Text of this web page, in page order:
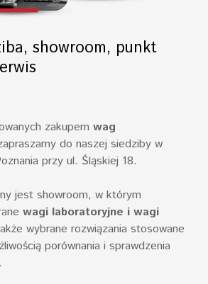
showroom, punkt
zakupem wag
do naszej siedziby w
przy ul. Śląskiej 18.
jest showroom, w którym
wagi laboratoryjne i wagi
wybrane rozwiązania stosowane
porównania i sprawdzenia